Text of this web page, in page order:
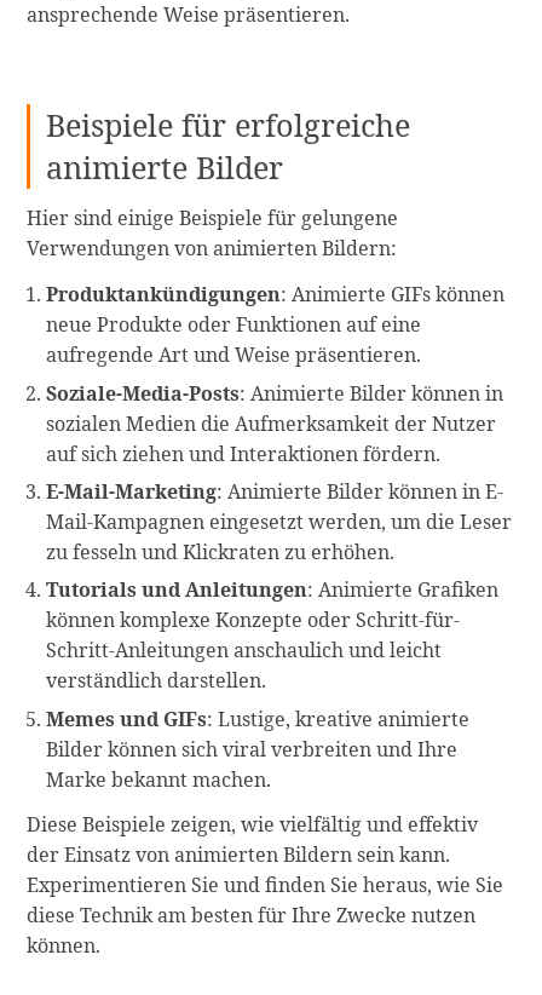
ansprechende Weise präsentieren.
Beispiele für erfolgreiche
animierte Bilder
Hier sind einige Beispiele für gelungene
Verwendungen von animierten Bildern:
Produktankündigungen: Animierte GIFs können
neue Produkte oder Funktionen auf eine
aufregende Art und Weise präsentieren.
Soziale-Media-Posts: Animierte Bilder können in
sozialen Medien die Aufmerksamkeit der Nutzer
auf sich ziehen und Interaktionen fördern.
E-Mail-Marketing: Animierte Bilder können in E-
Mail-Kampagnen eingesetzt werden, um die Leser
zu fesseln und Klickraten zu erhöhen.
Tutorials und Anleitungen: Animierte Grafiken
können komplexe Konzepte oder Schritt-für-
Schritt-Anleitungen anschaulich und leicht
verständlich darstellen.
Memes und GIFs: Lustige, kreative animierte
Bilder können sich viral verbreiten und Ihre
Marke bekannt machen.
Diese Beispiele zeigen, wie vielfältig und effektiv
der Einsatz von animierten Bildern sein kann.
Experimentieren Sie und finden Sie heraus, wie Sie
diese Technik am besten für Ihre Zwecke nutzen
können.